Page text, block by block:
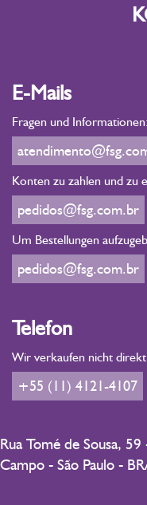
E-Mails
Fragen und Informationen:
Konten zu zahlen und zu
pedidos@fsg.com.br
Um Bestellungen
pedidos@fsg.com.br
Telefon
Wir verkaufen nicht
+55 (11) 4121-4107
Rua Tomé de Sousa,
Campo - São Paulo -